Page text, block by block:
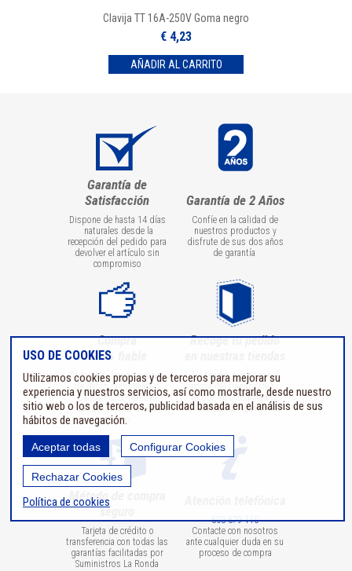
Clavija TT 16A-250V Goma negro
€ 4,23
Garantía de
Satisfacción
Dispone de hasta 14 días
naturales desde la
recepción del pedido para
devolver el artículo sin
compromiso
Garantía de 2 Años
Confíe en la calidad de
nuestros productos y
disfrute de sus dos años
de garantía
Compra
100% fiable
Todas las transmisiones
de datos personales o
bancarios se realizan
utilizando un entorno
seguro
Recoge tu pedido
No tendrá que pagar el
coste del transporte si
recoge en cualquiera de
nuestras delegaciones
Método de compra
seguro
Tarjeta de crédito o
transferencia con todas las
garantías facilitadas por
Suministros La Ronda
603 679 110
Contacte con nosotros
ante cualquier duda en su
proceso de compra
USO DE COOKIES
Utilizamos cookies propias y de terceros para mejorar su
experiencia y nuestros servicios, así como mostrarle, desde nuestro
sitio web o los de terceros, publicidad basada en el análisis de sus
hábitos de navegación.
Aceptar todas Configurar Cookies
Rechazar Cookies
Política de cookies